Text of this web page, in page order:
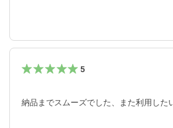
5
納品までスムーズでした、また利用した